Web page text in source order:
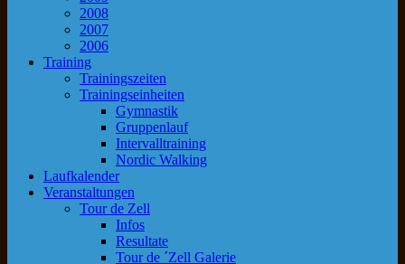
2008
2007
2006
Training
Trainingszeiten
Trainingseinheiten
Gymnastik
Gruppenlauf
Intervalltraining
Nordic Walking
Laufkalender
Veranstaltungen
Tour de Zell
Infos
Resultate
Tour de ´Zell Galerie